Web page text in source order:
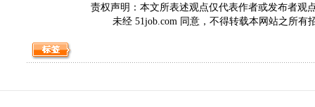
责权声明：本文所表述观点仅代表作者或发布者观
未经 51job.com 同意，不得转载本网站之所有